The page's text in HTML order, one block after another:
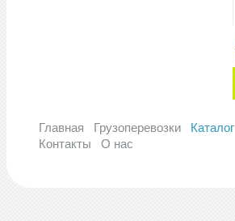
Главная Грузоперевозки Каталог
Контакты
О нас